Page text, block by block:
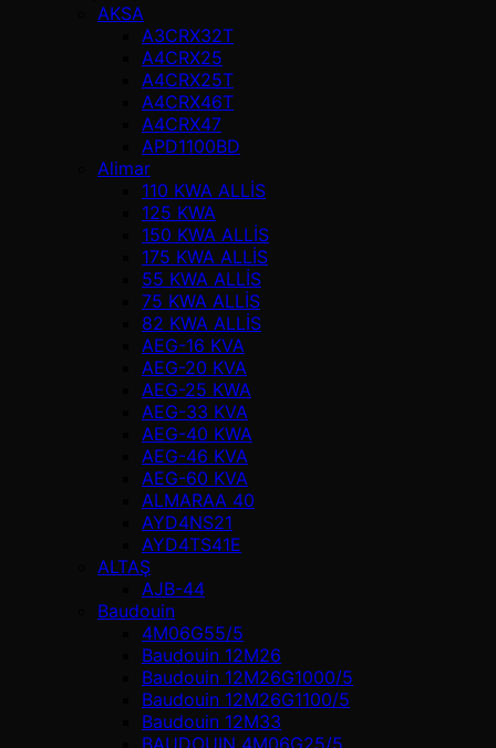
AKSA
A3CRX32T
A4CRX25
A4CRX25T
A4CRX46T
A4CRX47
APD1100BD
Alimar
110 KWA ALLİS
125 KWA
150 KWA ALLİS
175 KWA ALLİS
55 KWA ALLİS
75 KWA ALLİS
82 KWA ALLİS
AEG-16 KVA
AEG-20 KVA
AEG-25 KWA
AEG-33 KVA
AEG-40 KWA
AEG-46 KVA
AEG-60 KVA
ALMARAA 40
AYD4NS21
AYD4TS41E
ALTAŞ
AJB-44
Baudouin
4M06G55/5
Baudouin 12M26
Baudouin 12M26G1000/5
Baudouin 12M26G1100/5
Baudouin 12M33
BAUDOUIN 4M06G25/5